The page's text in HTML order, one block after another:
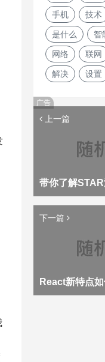
手机 技术
是什么 智
网络 联网
解决 设置
广告
上一篇
带你了解
下一篇
React新特点